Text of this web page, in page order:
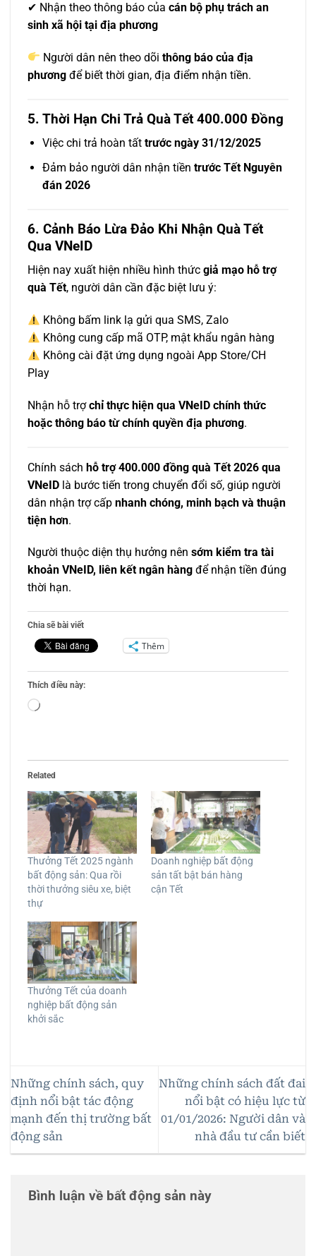
✔ Nhận theo thông báo của cán bộ phụ trách an
sinh xã hội tại địa phương
Người dân nên theo dõithông báo của địa
phương để biết thời gian, địa điểm nhận tiền.
5. Thời Hạn Chi Trả Quà Tết 400.000 Đồng
Việc chi trả hoàn tất trước ngày 31/12/2025
Đảm bảo người dân nhận tiền trước Tết Nguyên
đán 2026
6. Cảnh Báo Lừa Đảo Khi Nhận Quà Tết
Qua VNeID
Hiện nay xuất hiện nhiều hình thức giả mạo hỗ trợ
quà Tết, người dân cần đặc biệt lưu ý:
Không bấm link lạ gửi qua SMS, Zalo
Không cung cấp mã OTP, mật khẩu ngân hàng
Không cài đặt ứng dụng ngoài App Store/CH
Play
Nhận hỗ trợchỉ thực hiện qua VNeID chính thức
hoặc thông báo từ chính quyền địa phương.
Chính sách hỗ trợ 400.000 đồng quà Tết 2026 qua
VNeID là bước tiến trong chuyển đổi số, giúp người
dân nhận trợ cấp nhanh chóng, minh bạch và thuận
tiện hơn.
Người thuộc diện thụ hưởng nên sớm kiểm tra tài
khoản VNeID, liên kết ngân hàng để nhận tiền đúng
thời hạn.
Chia sẽ bài viết
Thêm
Thích điều này:
Đang
Related
Thưởng Tết 2025 ngành
bất động sản: Qua rồi
thời thưởng siêu xe, biệt
thự
Doanh nghiệp bất động
sản tất bật bán hàng
cận Tết
Thưởng Tết của doanh
nghiệp bất động sản
khởi sắc
Những chính sách, quy
định nổi bật tác động
mạnh đến thị trường bất
động sản
Những chính sách đất đai
nổi bật có hiệu lực từ
01/01/2026: Người dân và
nhà đầu tư cần biết
Bình luận về bất động sản này